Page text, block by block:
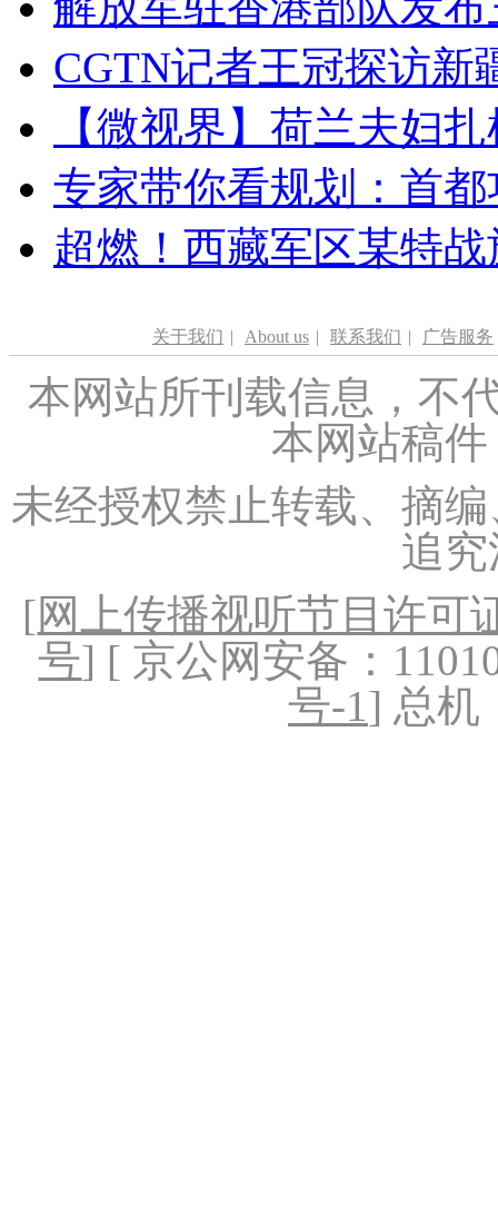
CGTN记者王冠探访新
【微视界】荷兰夫妇
专家带你看规划：首
超燃！西藏军区某特
关于我们 | About us | 联系我们 | 广告服务
本网站所刊载信息，不
本网站稿
未经授权禁止转载、摘
追
[网上传播视听节目许可
号] [ 京公网安备：
号-1] 总机